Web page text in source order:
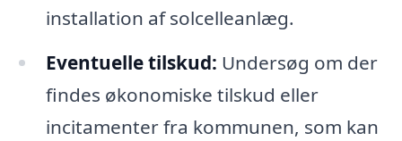
installation af solcelleanlæg.
Eventuelle tilskud: Undersøg om der
findes økonomiske tilskud eller
incitamenter fra kommunen, som kan